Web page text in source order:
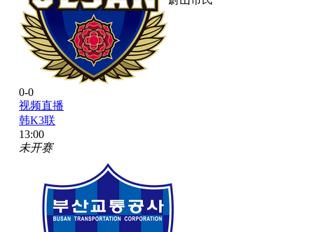
0-0
视频直播
韩K3联
13:00
未开赛